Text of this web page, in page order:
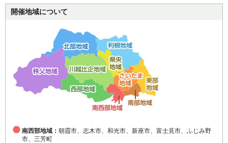
開催地域について
南西部地域： 朝霞市、志木市、和光市、新座市、富士見市、ふじみ野
市、三芳町